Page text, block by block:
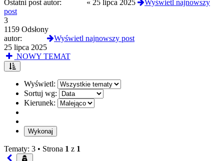
Ostatni post autor:
« 25 lipca 2025
Wyświetl najnowszy
post
3
1159 Odsłony
autor:
Wyświetl najnowszy post
25 lipca 2025
NOWY TEMAT
Wyświetl:
Sortuj wg:
Kierunek:
Tematy: 3 • Strona 1 z 1